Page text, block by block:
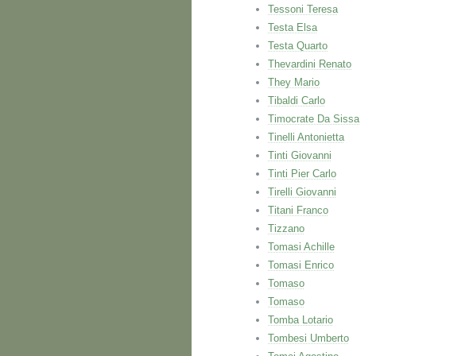
Tessoni Teresa
Testa Elsa
Testa Quarto
Thevardini Renato
They Mario
Tibaldi Carlo
Timocrate Da Sissa
Tinelli Antonietta
Tinti Giovanni
Tinti Pier Carlo
Tirelli Giovanni
Titani Franco
Tizzano
Tomasi Achille
Tomasi Enrico
Tomaso
Tomaso
Tomba Lotario
Tombesi Umberto